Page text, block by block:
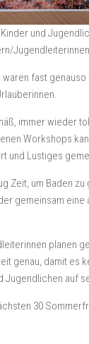
und
fast
immer wieder
Workshops
und Lustiges
Zeit, um Baden zu
gemeinsam
planen
genau, damit es
Jugendlichen auf
30